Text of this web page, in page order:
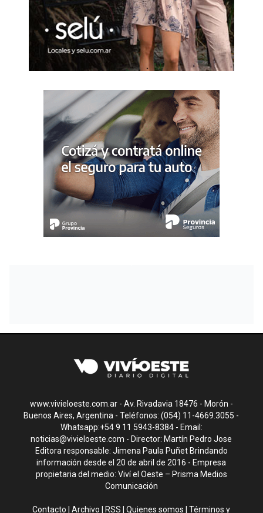
www.vivieloeste.com.ar - Av. Rivadavia 18476 - Morón -
Buenos Aires, Argentina - Teléfonos: (054) 11-4669.3055 -
Whatsapp:+54 9 11 5943-8384 - Email:
noticias@vivieloeste.com - Director: Martín Pedro Jose
Editora responsable: Jimena Paula Puñet Brindando
información desde el 20 de abril de 2016 - Empresa
propietaria del medio: Viví el Oeste – Prisma Medios
Comunicación
Contacto |Archivo RSS |Quienes somos |Términos y